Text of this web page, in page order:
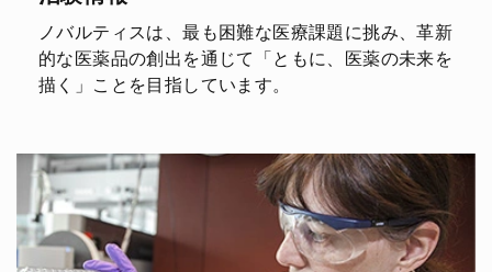
ノバルティスは、最も困難な医療課題に挑み、革新
的な医薬品の創出を通じて「ともに、医薬の未来を
描く」ことを目指しています。